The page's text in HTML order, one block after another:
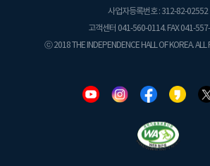
사업자등록번호 : 312-82-02552
고객센터 041-560-0114. FAX 041-
ⓒ 2018 THE INDEPENDENCE HALL OF KOREA. ALL